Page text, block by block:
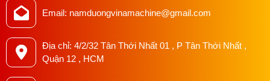
Email: namduongvinamachine@gmail.com
Địa chỉ: 4/2/32 Tân Thới Nhất 01 , P Tân Thới Nhất ,
Quận 12 , HCM